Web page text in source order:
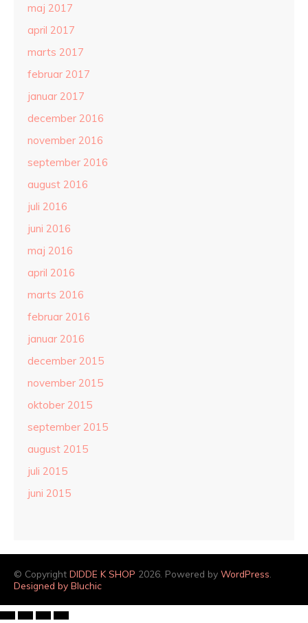
maj 2017
april 2017
marts 2017
februar 2017
januar 2017
december 2016
november 2016
september 2016
august 2016
juli 2016
juni 2016
maj 2016
april 2016
marts 2016
februar 2016
januar 2016
december 2015
november 2015
oktober 2015
september 2015
august 2015
juli 2015
juni 2015
© Copyright DIDDE K SHOP 2026. Powered by WordPress
Designed by Bluchic